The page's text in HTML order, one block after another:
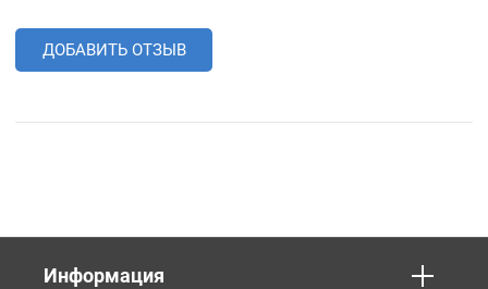
ДОБАВИТЬ ОТЗЫВ
Информация